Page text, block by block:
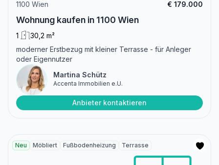
1100 Wien € 179.000
Wohnung kaufen in 1100 Wien
1
30,2 m²
moderner Erstbezug mit kleiner Terrasse - für Anleger
oder Eigennutzer
Martina Schütz
Accenta Immobilien e.U.
Anbieter kontaktieren
Neu Möbliert Fußbodenheizung Terrasse